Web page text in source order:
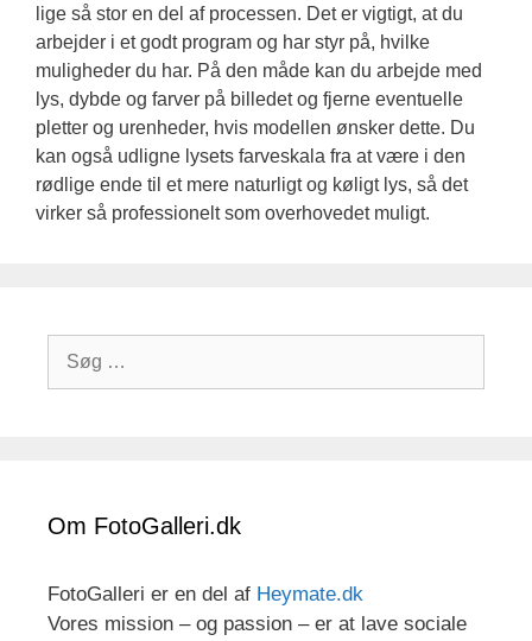
lige så stor en del af processen. Det er vigtigt, at du
arbejder i et godt program og har styr på, hvilke
muligheder du har. På den måde kan du arbejde med
lys, dybde og farver på billedet og fjerne eventuelle
pletter og urenheder, hvis modellen ønsker dette. Du
kan også udligne lysets farveskala fra at være i den
rødlige ende til et mere naturligt og køligt lys, så det
virker så professionelt som overhovedet muligt.
Søg
Om FotoGalleri.dk
FotoGalleri er en del af Heymate.dk
Vores mission – og passion – er at lave sociale